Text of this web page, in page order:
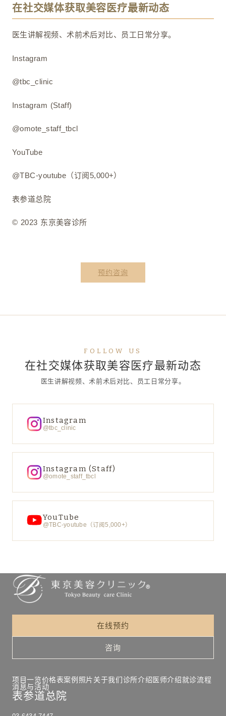
在社交媒体获取美容医疗最新动态
医生讲解视频、术前术后对比、员工日常分享。
Instagram
@tbc_clinic
Instagram (Staff)
@omote_staff_tbcl
YouTube
@TBC-youtube（订阅5,000+）
表参道总院
© 2023 东京美容诊所
预约咨询
FOLLOW US
在社交媒体获取美容医疗最新动态
医生讲解视频、术前术后对比、员工日常分享。
Instagram
@tbc_clinic
Instagram (Staff)
@omote_staff_tbcl
YouTube
@TBC-youtube（订阅5,000+）
在线预约
咨询
项目一览价格表案例照片关于我们诊所介绍医师介绍就诊流程
消息与活动
表参道总院